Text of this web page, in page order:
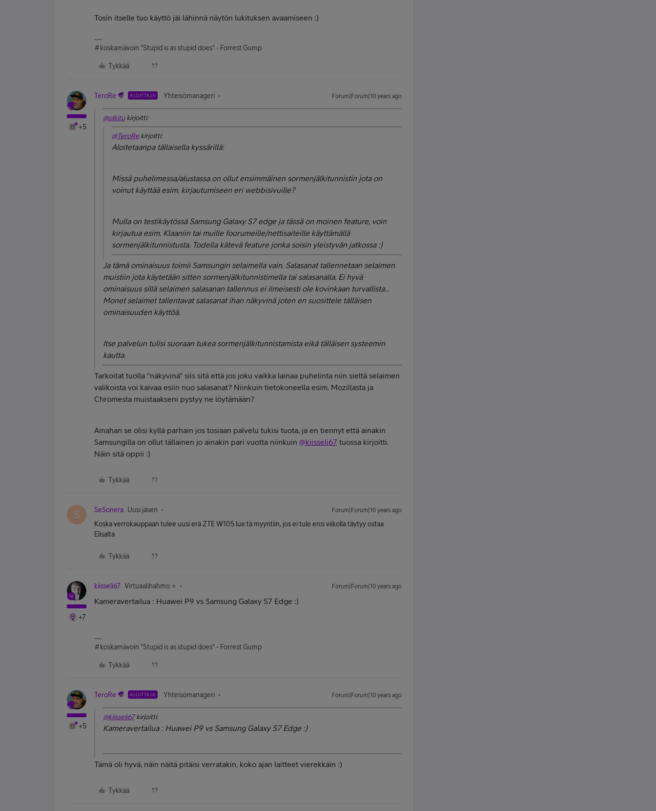
Tosin itselle tuo käyttö jäi lähinnä näytön lukituksen avaamiseen :)
#koskamävoin "Stupid is as stupid does" - Forrest Gump
Tykkää
+5
TeroRe ALOITTAJA Yhteisömanageri Forum|Forum|10 years ago
@olkitukirjoitti:
@TeroRe kirjoitti:
Aloitetaanpa tällaisella kyssärillä:
Missä puhelimessa/alustassa on ollut ensimmäinen sormenjälkitunnistin jota on
voinut käyttää esim. kirjautumiseen eri webbisivuille?
Mulla on testikäytössä Samsung Galaxy S7 edge ja tässä on moinen feature, voin
kirjautua esim. Klaaniin tai muille foorumeille/nettisaiteille käyttämällä
sormenjälkitunnistusta. Todella kätevä feature jonka soisin yleistyvän jatkossa :)
Ja tämä ominaisuus toimii Samsungin selaimella vain. Salasanat tallennetaan selaimen
muistiin jota käytetään sitten sormenjälkitunnistimella tai salasanalla. Ei hyvä
ominaisuus sillä selaimen salasanan tallennus ei ilmeisesti ole kovinkaan turvallista...
Monet selaimet tallentavat salasanat ihan näkyvinä joten en suosittele tälläisen
ominaisuuden käyttöä.
Itse palvelun tulisi suoraan tukea sormenjälkitunnistamista eikä tälläisen systeemin
kautta.
Tarkoitat tuolla "näkyvinä" siis sitä että jos joku vaikka lainaa puhelinta niin sieltä selaimen
valikoista voi kaivaa esiin nuo salasanat? Niinkuin tietokoneella esim. Mozillasta ja
Chromesta muistaakseni pystyy ne löytämään?
Ainahan se olisi kyllä parhain jos tosiaan palvelu tukisi tuota, ja en tiennyt että ainakin
Samsungilla on ollut tällainen jo ainakin pari vuotta niinkuin @kiisseli67 tuossa kirjoitti.
Näin sitä oppii :)
Tykkää
S SeSonera Uusi jäsen Forum|Forum|10 years ago
Koska verrokauppaan tulee uusi erä ZTE W105 lue:tä myyntiin, jos ei tule ensi viikolla täytyy ostaa
Elisalta
Tykkää
+7
kiisseli67 Virtuaalihahmo ⭐️ Forum|Forum|10 years ago
Kameravertailua : Huawei P9 vs Samsung Galaxy S7 Edge :)
#koskamävoin "Stupid is as stupid does" - Forrest Gump
Tykkää
+5
TeroRe ALOITTAJA Yhteisömanageri Forum|Forum|10 years ago
@kiisseli67kirjoitti:
Kameravertailua : Huawei P9 vs Samsung Galaxy S7 Edge :)
Tämä oli hyvä, näin näitä pitäisi verratakin, koko ajan laitteet vierekkäin :)
Tykkää